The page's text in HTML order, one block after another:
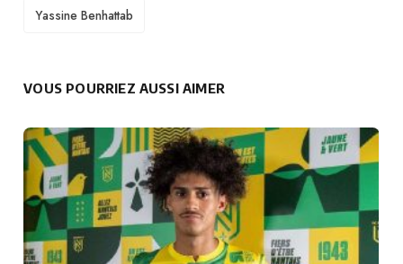
Yassine Benhattab
VOUS POURRIEZ AUSSI AIMER